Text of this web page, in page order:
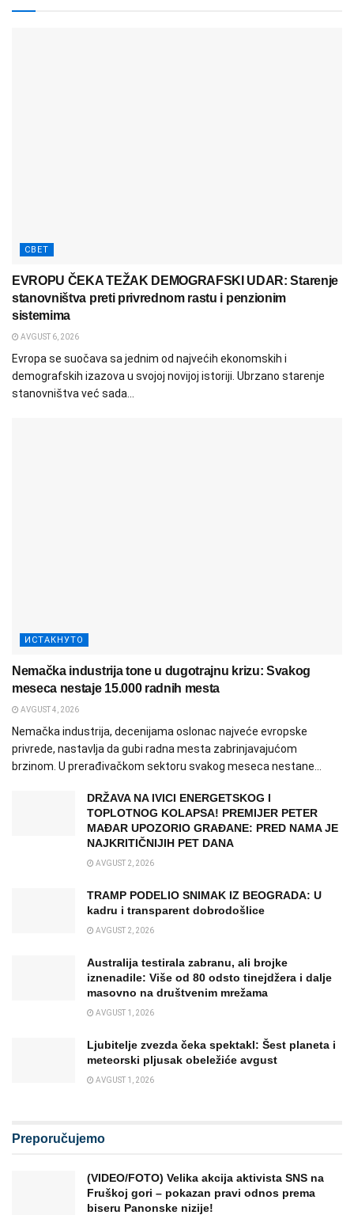
СВЕТ
EVROPU ČEKA TEŽAK DEMOGRAFSKI UDAR: Starenje
stanovništva preti privrednom rastu i penzionim
sistemima
AVGUST 6, 2026
Evropa se suočava sa jednim od najvećih ekonomskih i
demografskih izazova u svojoj novijoj istoriji. Ubrzano starenje
stanovništva već sada...
ИСТАКНУТО
Nemačka industrija tone u dugotrajnu krizu: Svakog
meseca nestaje 15.000 radnih mesta
AVGUST 4, 2026
Nemačka industrija, decenijama oslonac najveće evropske
privrede, nastavlja da gubi radna mesta zabrinjavajućom
brzinom. U prerađivačkom sektoru svakog meseca nestane...
DRŽAVA NA IVICI ENERGETSKOG I
TOPLOTNOG KOLAPSA! PREMIJER PETER
MAĐAR UPOZORIO GRAĐANE: PRED NAMA JE
NAJKRITIČNIJIH PET DANA
AVGUST 2, 2026
TRAMP PODELIO SNIMAK IZ BEOGRADA: U
kadru i transparent dobrodošlice
AVGUST 2, 2026
Australija testirala zabranu, ali brojke
iznenadile: Više od 80 odsto tinejdžera i dalje
masovno na društvenim mrežama
AVGUST 1, 2026
Ljubitelje zvezda čeka spektakl: Šest planeta i
meteorski pljusak obeležiće avgust
AVGUST 1, 2026
Preporučujemo
(VIDEO/FOTO) Velika akcija aktivista SNS na
Fruškoj gori – pokazan pravi odnos prema
biseru Panonske nizije!